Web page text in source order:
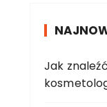
Jak